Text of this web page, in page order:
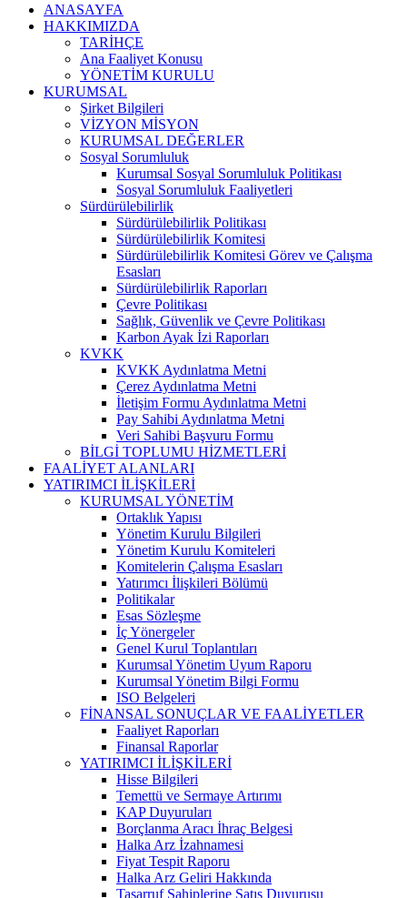
ANASAYFA
HAKKIMIZDA
TARİHÇE
Ana Faaliyet Konusu
YÖNETİM KURULU
KURUMSAL
Şirket Bilgileri
VİZYON MİSYON
KURUMSAL DEĞERLER
Sosyal Sorumluluk
Kurumsal Sosyal Sorumluluk Politikası
Sosyal Sorumluluk Faaliyetleri
Sürdürülebilirlik
Sürdürülebilirlik Politikası
Sürdürülebilirlik Komitesi
Sürdürülebilirlik Komitesi Görev ve Çalışma
Esasları
Sürdürülebilirlik Raporları
Çevre Politikası
Sağlık, Güvenlik ve Çevre Politikası
Karbon Ayak İzi Raporları
KVKK
KVKK Aydınlatma Metni
Çerez Aydınlatma Metni
İletişim Formu Aydınlatma Metni
Pay Sahibi Aydınlatma Metni
Veri Sahibi Başvuru Formu
BİLGİ TOPLUMU HİZMETLERİ
FAALİYET ALANLARI
YATIRIMCI İLİŞKİLERİ
KURUMSAL YÖNETİM
Ortaklık Yapısı
Yönetim Kurulu Bilgileri
Yönetim Kurulu Komiteleri
Komitelerin Çalışma Esasları
Yatırımcı İlişkileri Bölümü
Politikalar
Esas Sözleşme
İç Yönergeler
Genel Kurul Toplantıları
Kurumsal Yönetim Uyum Raporu
Kurumsal Yönetim Bilgi Formu
ISO Belgeleri
FİNANSAL SONUÇLAR VE FAALİYETLER
Faaliyet Raporları
Finansal Raporlar
YATIRIMCI İLİŞKİLERİ
Hisse Bilgileri
Temettü ve Sermaye Artırımı
KAP Duyuruları
Borçlanma Aracı İhraç Belgesi
Halka Arz İzahnamesi
Fiyat Tespit Raporu
Halka Arz Geliri Hakkında
Tasarruf Sahiplerine Satış Duyurusu